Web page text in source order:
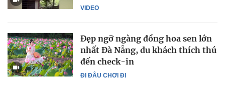
VIDEO
ĐI ĐÂU CHƠI ĐI
Đẹp ngỡ ngàng đồng hoa sen lớn
nhất Đà Nẵng, du khách thích thú
đến check-in